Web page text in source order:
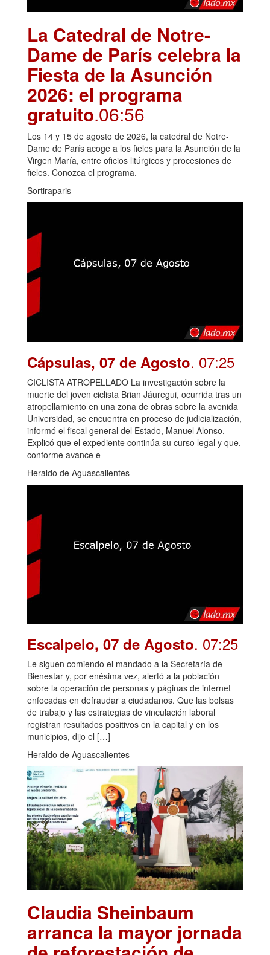
La Catedral de Notre-
Dame de París celebra la
Fiesta de la Asunción
2026: el programa
gratuito.06:56
Los 14 y 15 de agosto de 2026, la catedral de Notre-
Dame de París acoge a los fieles para la Asunción de la
Virgen María, entre oficios litúrgicos y procesiones de
fieles. Conozca el programa.
Sortiraparis
Cápsulas, 07 de Agosto. 07:25
CICLISTA ATROPELLADO La investigación sobre la
muerte del joven ciclista Brian Jáuregui, ocurrida tras un
atropellamiento en una zona de obras sobre la avenida
Universidad, se encuentra en proceso de judicialización,
informó el fiscal general del Estado, Manuel Alonso.
Explicó que el expediente continúa su curso legal y que,
conforme avance e
Heraldo de Aguascalientes
Escalpelo, 07 de Agosto. 07:25
Le siguen comiendo el mandado a la Secretaría de
Bienestar y, por enésima vez, alertó a la población
sobre la operación de personas y páginas de internet
enfocadas en defraudar a ciudadanos. Que las bolsas
de trabajo y las estrategias de vinculación laboral
registran resultados positivos en la capital y en los
municipios, dijo el […]
Heraldo de Aguascalientes
Claudia Sheinbaum
arranca la mayor jornada